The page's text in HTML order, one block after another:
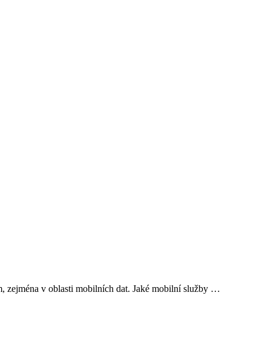
zejména v oblasti mobilních dat. Jaké mobilní služby …